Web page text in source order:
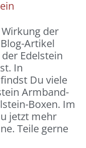
der
Artikel
Edelstein
In
Du viele
Armband-
Boxen. Im
jetzt mehr
Teile gerne